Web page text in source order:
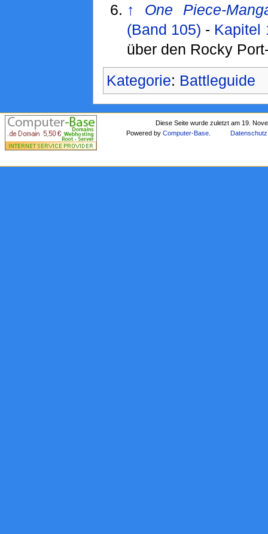
↑
One Piece-
(Band 105) - Kapitel
über den Rocky
Kategorie: Battleguide
Diese Seite wurde zuletzt am 19.
Powered byComputer-Base Datenschutz